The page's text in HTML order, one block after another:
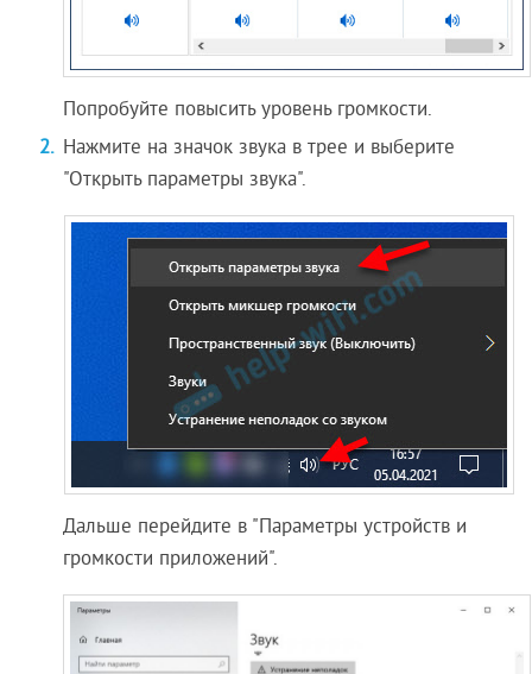
Попробуйте повысить уровень громкости.
Нажмите на значок звука в трее и выберите
"Открыть параметры звука".
Дальше перейдите в "Параметры устройств и
громкости приложений".